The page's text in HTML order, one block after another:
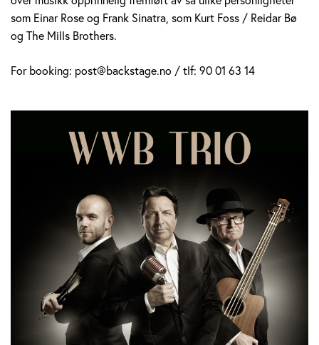
som Einar Rose og Frank Sinatra, som Kurt Foss / Reidar Bø
og The Mills Brothers.
For booking: post@backstage.no / tlf: 90 01 63 14